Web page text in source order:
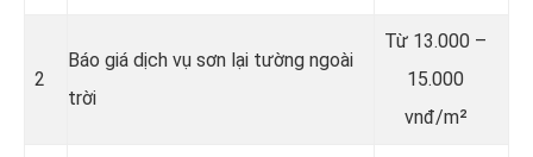
2
Báo giá dịch vụ sơn lại tường ngoài
trời
Từ 13.000 –
15.000
vnđ/m²